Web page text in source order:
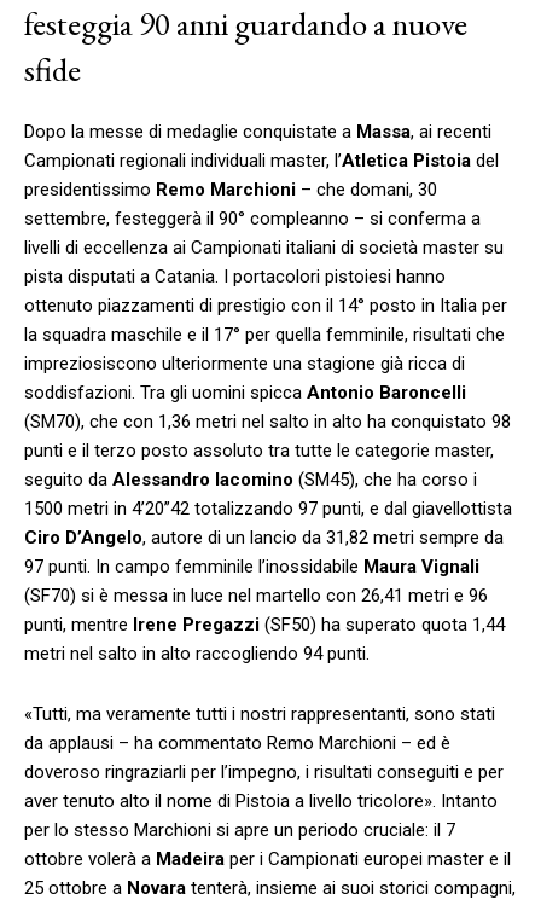
festeggia 90 anni guardando a nuove
sfide
Dopo la messe di medaglie conquistate a Massa, ai recenti
Campionati regionali individuali master, l’Atletica Pistoia del
presidentissimo Remo Marchioni – che domani, 30
settembre, festeggerà il 90° compleanno – si conferma a
livelli di eccellenza ai Campionati italiani di società master su
pista disputati a Catania. I portacolori pistoiesi hanno
ottenuto piazzamenti di prestigio con il 14° posto in Italia per
la squadra maschile e il 17° per quella femminile, risultati che
impreziosiscono ulteriormente una stagione già ricca di
soddisfazioni. Tra gli uomini spicca Antonio Baroncelli
(SM70), che con 1,36 metri nel salto in alto ha conquistato 98
punti e il terzo posto assoluto tra tutte le categorie master,
seguito da Alessandro Iacomino (SM45), che ha corso i
1500 metri in 4’20”42 totalizzando 97 punti, e dal giavellottista
Ciro D’Angelo, autore di un lancio da 31,82 metri sempre da
97 punti. In campo femminile l’inossidabile Maura Vignali
(SF70) si è messa in luce nel martello con 26,41 metri e 96
punti, mentre Irene Pregazzi (SF50) ha superato quota 1,44
metri nel salto in alto raccogliendo 94 punti.
«Tutti, ma veramente tutti i nostri rappresentanti, sono stati
da applausi – ha commentato Remo Marchioni – ed è
doveroso ringraziarli per l’impegno, i risultati conseguiti e per
aver tenuto alto il nome di Pistoia a livello tricolore». Intanto
per lo stesso Marchioni si apre un periodo cruciale: il 7
ottobre volerà a Madeira per i Campionati europei master e il
25 ottobre a Novara tenterà, insieme ai suoi storici compagni,